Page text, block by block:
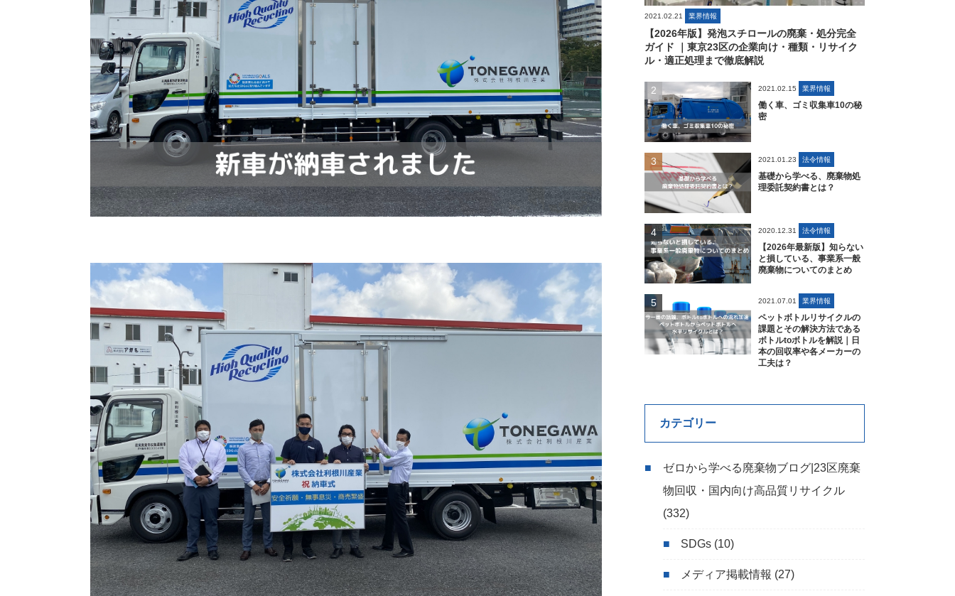
2021.02.21 業界情報
【2026年版】発泡スチロールの廃棄・処分完全
ガイド ｜東京23区の企業向け・種類・リサイク
ル・適正処理まで徹底解説
2021.02.15 業界情報
働く車、ゴミ収集車10の秘
密
2021.01.23 法令情報
基礎から学べる、廃棄物処
理委託契約書とは？
2020.12.31 法令情報
【2026年最新版】知らない
と損している、事業系一般
廃棄物についてのまとめ
2021.07.01 業界情報
ペットボトルリサイクルの
課題とその解決方法である
ボトルtoボトルを解説｜日
本の回収率や各メーカーの
工夫は？
カテゴリー
ゼロから学べる廃棄物ブログ|23区廃棄
物回収・国内向け高品質リサイクル
(332)
SDGs (10)
メディア掲載情報 (27)